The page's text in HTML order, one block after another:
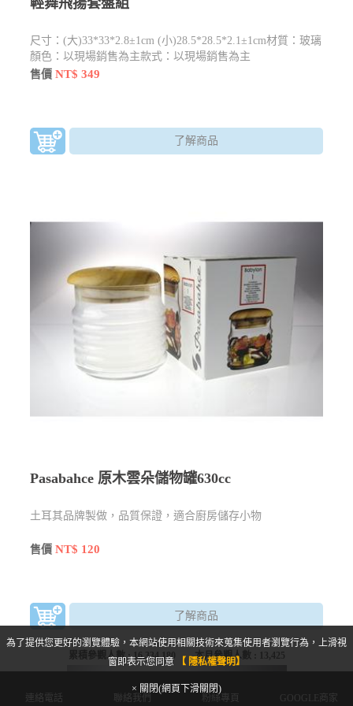
尺寸：(大)33*33*2.8±1cm (小)28.5*28.5*2.1±1cm材質：玻璃
顏色：以現場銷售為主款式：以現場銷售為主
售價NT$ 349
了解商品
Pasabahce 原木雲朵儲物罐630cc
土耳其品牌製做，品質保證，適合廚房儲存小物
售價NT$ 120
了解商品
為了提供您更好的瀏覽體驗，本網站使用相關技術來蒐集使用者瀏覽行為，上滑視
窗即表示您同意
【 隱私權聲明】
× 關閉(網頁下滑關閉)
累積參觀人數 :16,334,180 本月參觀人數 : 13,425
連絡電話 聯絡我們 粉絲專頁 GOOGLE商家